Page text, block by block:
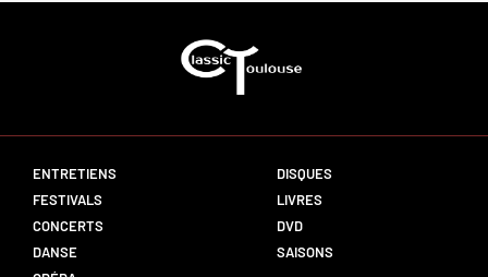
ENTRETIENS
FESTIVALS
CONCERTS
DANSE
DISQUES
LIVRES
DVD
SAISONS